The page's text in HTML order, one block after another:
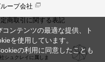
ープ会社
商取引に関する表記
シュクレイに属しま
ンテンツの最適な提供、ト
を使用しています。
の利用に同意したことも